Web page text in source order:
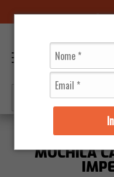
Mochilas
MOCHILA